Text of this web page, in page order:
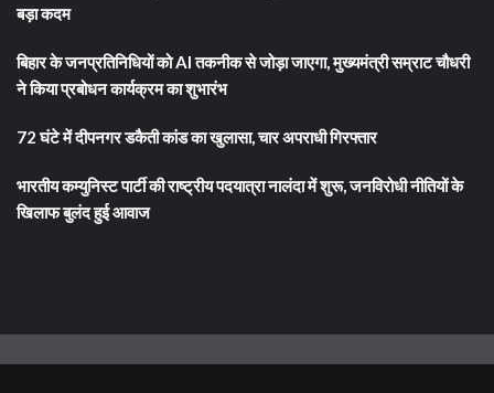
बड़ा कदम
बिहार के जनप्रतिनिधियों को AI तकनीक से जोड़ा जाएगा, मुख्यमंत्री सम्राट चौधरी
ने किया प्रबोधन कार्यक्रम का शुभारंभ
72 घंटे में दीपनगर डकैती कांड का खुलासा, चार अपराधी गिरफ्तार
भारतीय कम्युनिस्ट पार्टी की राष्ट्रीय पदयात्रा नालंदा में शुरू, जनविरोधी नीतियों के
खिलाफ बुलंद हुई आवाज